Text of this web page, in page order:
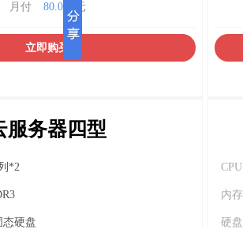
月付 80.0 元
立即购买
服务器四型
*2
态硬盘
内
硬